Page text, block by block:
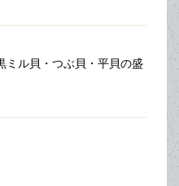
ミル貝・つぶ貝・平貝の盛